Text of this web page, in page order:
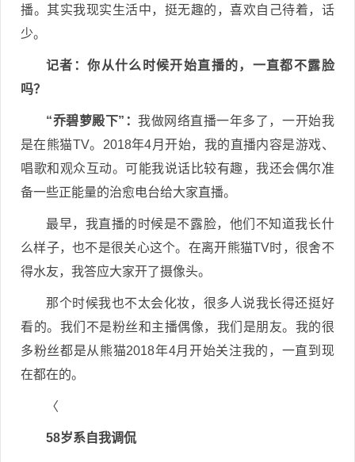
播。其实我现实生活中，挺无趣的，喜欢自己待着，话
少。
记者：你从什么时候开始直播的，一直都不露脸
吗？
“乔碧萝殿下”：我做网络直播一年多了，一开始我
是在熊猫TV。2018年4月开始，我的直播内容是游戏、
唱歌和观众互动。可能我说话比较有趣，我还会偶尔准
备一些正能量的治愈电台给大家直播。
最早，我直播的时候是不露脸，他们不知道我长什
么样子，也不是很关心这个。在离开熊猫TV时，很舍不
得水友，我答应大家开了摄像头。
那个时候我也不太会化妆，很多人说我长得还挺好
看的。我们不是粉丝和主播偶像，我们是朋友。我的很
多粉丝都是从熊猫2018年4月开始关注我的，一直到现
在都在的。
〈
58岁系自我调侃